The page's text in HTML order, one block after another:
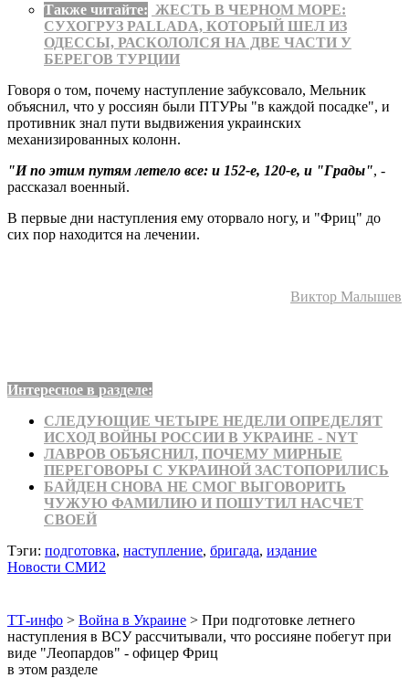
Также читайте: ЖЕСТЬ В ЧЕРНОМ МОРЕ:
СУХОГРУЗ PALLADA, КОТОРЫЙ ШЕЛ ИЗ
ОДЕССЫ, РАСКОЛОЛСЯ НА ДВЕ ЧАСТИ У
БЕРЕГОВ ТУРЦИИ
Говоря о том, почему наступление забуксовало, Мельник
объяснил, что у россиян были ПТУРы "в каждой посадке", и
противник знал пути выдвижения украинских
механизированных колонн.
"И по этим путям летело все: и 152-е, 120-е, и "Грады", -
рассказал военный.
В первые дни наступления ему оторвало ногу, и "Фриц" до
сих пор находится на лечении.
Виктор Малышев
Интересное в разделе:
СЛЕДУЮЩИЕ ЧЕТЫРЕ НЕДЕЛИ ОПРЕДЕЛЯТ
ИСХОД ВОЙНЫ РОССИИ В УКРАИНЕ - NYT
ЛАВРОВ ОБЪЯСНИЛ, ПОЧЕМУ МИРНЫЕ
ПЕРЕГОВОРЫ С УКРАИНОЙ ЗАСТОПОРИЛИСЬ
БАЙДЕН СНОВА НЕ СМОГ ВЫГОВОРИТЬ
ЧУЖУЮ ФАМИЛИЮ И ПОШУТИЛ НАСЧЕТ
СВОЕЙ
Тэги: подготовка, наступление, бригада, издание
Новости СМИ2
ТТ-инфо > Война в Украине > При подготовке летнего
наступления в ВСУ рассчитывали, что россияне побегут при
виде "Леопардов" - офицер Фриц
в этом разделе